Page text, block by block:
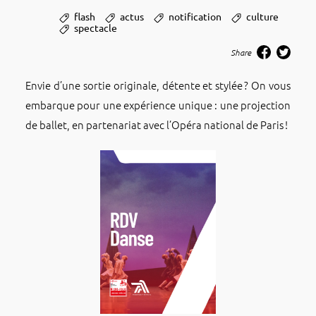
flash actus notification
culture
spectacle
Share
Envie d’une sortie origi­nale, détente et stylée ? On vous
embarque pour une expé­rience unique : une projec­tion
de ballet, en parte­na­riat avec l’Opéra natio­nal de Paris !